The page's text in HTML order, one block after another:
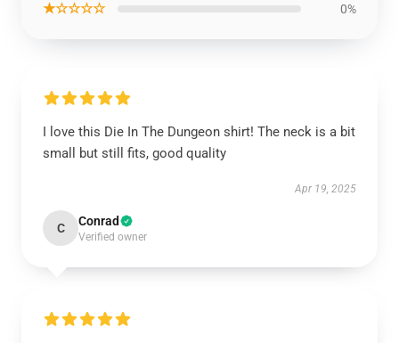
★☆☆☆☆ 0%
I love this Die In The Dungeon shirt! The neck is a bit
small but still fits, good quality
Apr 19, 2025
C Conrad
Verified owner